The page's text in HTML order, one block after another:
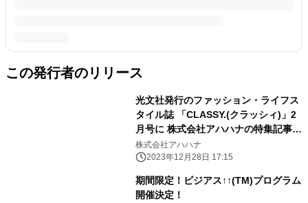
この発行者のリリース
光文社発行のファッション・ライフス
タイル誌 「CLASSY.(クラッシィ)」2
月号に 株式会社アハハナの特集記事が
掲載
株式会社アハハナ
2023年12月28日 17:15
期間限定！ビジアス↑↑(TM)プログラム
開催決定！